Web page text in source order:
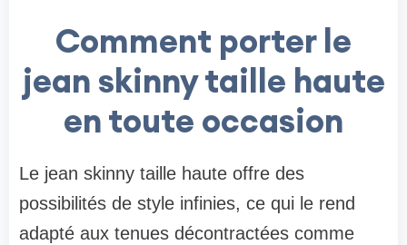
Comment porter le
jean skinny taille haute
en toute occasion
Le jean skinny taille haute offre des
possibilités de style infinies, ce qui le rend
adapté aux tenues décontractées comme